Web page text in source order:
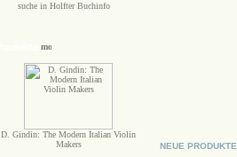
suche in Holfter Buchinfo
D. Gindin: The Modern Italian Violin
Makers
NEUE PRODUKTE